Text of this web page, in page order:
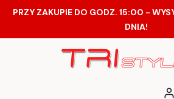
PRZY ZAKUPIE DO GODZ. 15:00 -
DNIA!